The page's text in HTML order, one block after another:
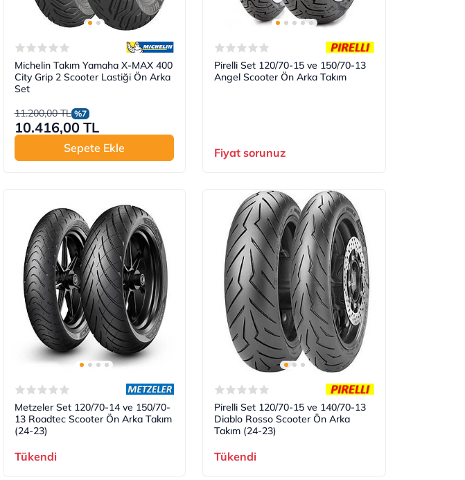
Michelin Takım Yamaha X-MAX 400
City Grip 2 Scooter Lastiği Ön Arka
Set
11.200,00 TL %7
10.416,00 TL
Sepete Ekle
Pirelli Set 120/70-15 ve 150/70-13
Angel Scooter Ön Arka Takım
Fiyat sorunuz
Metzeler Set 120/70-14 ve 150/70-
13 Roadtec Scooter Ön Arka Takım
(24-23)
Tükendi
Pirelli Set 120/70-15 ve 140/70-13
Diablo Rosso Scooter Ön Arka
Takım (24-23)
Tükendi